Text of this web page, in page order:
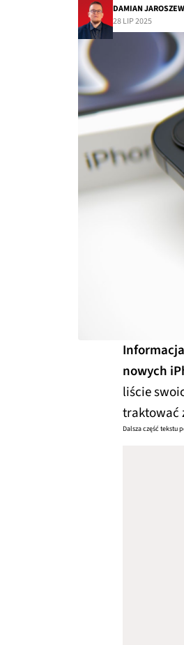
DAMIAN
28 LIP 2025
nowych
liście
traktować
Dalsza część tekstu